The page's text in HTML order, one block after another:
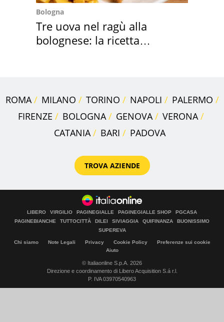
Bologna
Tre uova nel ragù alla
bolognese: la ricetta
ROMA MILANO TORINO NAPOLI
PALERMO
FIRENZE
BOLOGNA GENOVA
VERONA
CATANIA
BARI PADOVA
TROVA AZIENDE
LIBERO VIRGILIO PAGINEGIALLE PAGINEGIALLE SHOP
PGCASA
PAGINEBIANCHE
TUTTOCITTÀ DILEI SIVIAGGIA QUIFINANZA
BUONISSIMO
SUPEREVA
Chi siamo Note Legali Privacy Cookie Policy
Preferenze sui cookie
Aiuto
© Italiaonline S.p.A. 2026
Direzione e coordinamento di Libero Acquisition S.á r.l.
P. IVA 03970540963